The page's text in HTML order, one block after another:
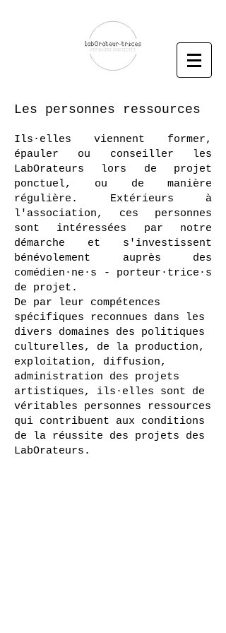
Les personnes ressources
Ils·elles viennent former,
épauler ou conseiller les
LabOrateurs lors de projet
ponctuel, ou de manière
régulière. Extérieurs à
l'association, ces personnes
sont intéressées par notre
démarche et s'investissent
bénévolement auprès des
comédien·ne·s - porteur·trice·s
de projet.
De par leur compétences
spécifiques reconnues dans les
divers domaines des politiques
culturelles, de la production,
exploitation, diffusion,
administration des projets
artistiques, ils·elles sont de
véritables personnes ressources
qui contribuent aux conditions
de la réussite des projets des
LabOrateurs.